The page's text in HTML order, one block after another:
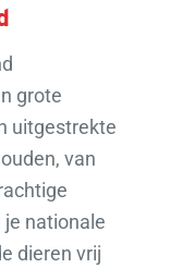
grote
uitgestrekte
van
je nationale
dieren vrij